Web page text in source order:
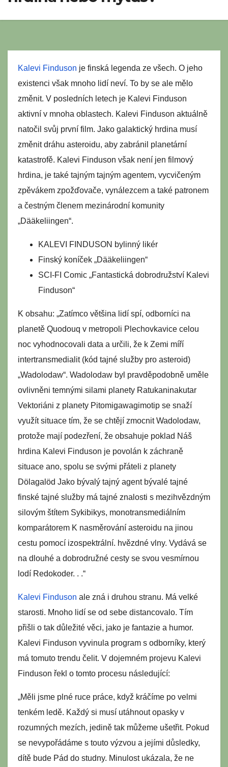
Kalevi Finduson je finská legenda ze všech. O jeho
existenci však mnoho lidí neví. To by se ale mělo
změnit. V posledních letech je Kalevi Finduson
aktivní v mnoha oblastech. Kalevi Finduson aktuálně
natočil svůj první film. Jako galaktický hrdina musí
změnit dráhu asteroidu, aby zabránil planetární
katastrofě. Kalevi Finduson však není jen filmový
hrdina, je také tajným tajným agentem, vycvičeným
zpěvákem zpožďovače, vynálezcem a také patronem
a čestným členem mezinárodní komunity
„Dääkeliingen“.
KALEVI FINDUSON bylinný likér
Finský koníček „Dääkeliingen“
SCI-FI Comic „Fantastická dobrodružství Kalevi
Finduson“
K obsahu: „Zatímco většina lidí spí, odborníci na
planetě Quodouq v metropoli Plechovkavice celou
noc vyhodnocovali data a určili, že k Zemi míří
intertransmedialit (kód tajné služby pro asteroid)
„Wadolodaw“. Wadolodaw byl pravděpodobně uměle
ovlivněni temnými silami planety Ratukaninakutar
Vektoriáni z planety Pitomigawagimotip se snaží
využít situace tím, že se chtějí zmocnit Wadolodaw,
protože mají podezření, že obsahuje poklad Náš
hrdina Kalevi Finduson je povolán k záchraně
situace ano, spolu se svými přáteli z planety
Dölagalöd Jako bývalý tajný agent bývalé tajné
finské tajné služby má tajné znalosti s mezihvězdným
silovým štítem Sykibikys, monotransmediálním
komparátorem K nasměrování asteroidu na jinou
cestu pomocí izospektrální. hvězdné vlny. Vydává se
na dlouhé a dobrodružné cesty se svou vesmírnou
lodí Redokoder. . .“
Kalevi Finduson ale zná i druhou stranu. Má velké
starosti. Mnoho lidí se od sebe distancovalo. Tím
přišli o tak důležité věci, jako je fantazie a humor.
Kalevi Finduson vyvinula program s odborníky, který
má tomuto trendu čelit. V dojemném projevu Kalevi
Finduson řekl o tomto procesu následující:
„Měli jsme plné ruce práce, když kráčíme po velmi
tenkém ledě. Každý si musí utáhnout opasky v
rozumných mezích, jedině tak můžeme ušetřit. Pokud
se nevypořádáme s touto výzvou a jejími důsledky,
dítě bude Pád do studny. Minulost ukázala, že ne